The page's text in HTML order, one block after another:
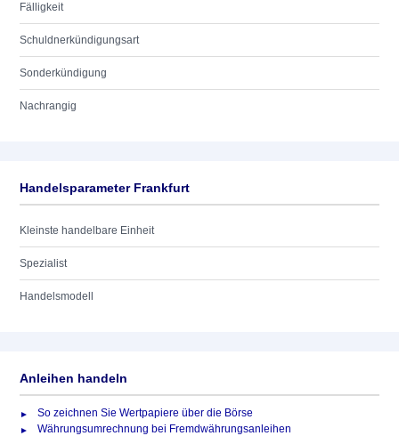
Fälligkeit
Schuldnerkündigungsart
Sonderkündigung
Nachrangig
Handelsparameter Frankfurt
Kleinste handelbare Einheit
Spezialist
Handelsmodell
Anleihen handeln
So zeichnen Sie Wertpapiere über die Börse
Währungsumrechnung bei Fremdwährungsanleihen